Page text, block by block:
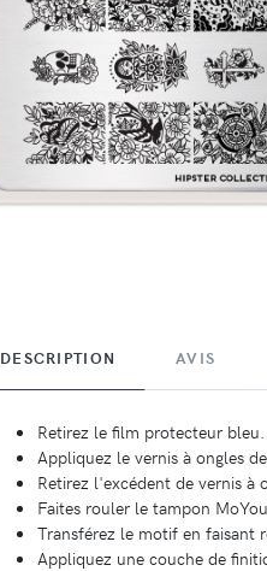
DESCRIPTION AVIS
Retirez le film protecteur bleu.
Appliquez le vernis à ongles
Retirez l'excédent de vernis à
Faites rouler le tampon
Transférez le motif en faisant
Appliquez une couche de